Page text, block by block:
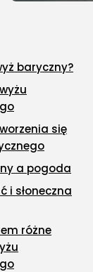
baryczny?
się
a pogoda
i słoneczna
różne